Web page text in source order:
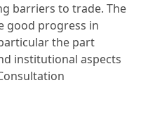
barriers to trade. The
good progress in
the part
institutional aspects